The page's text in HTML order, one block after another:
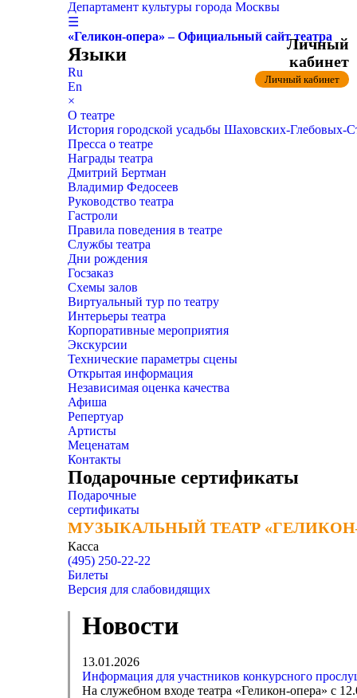
Департамент культуры города Москвы
☰
«Геликон-опера» – Официальный сайт театра
Языки
Ru
En
×
О театре
История городской усадьбы Шаховских-
Пресса о театре
Награды театра
Дмитрий Бертман
Владимир Федосеев
Руководство театра
Гастроли
Правила поведения в театре
Службы театра
Дни рождения
Госзаказ
Схемы залов
Виртуальный тур по театру
Интерьеры театра
Корпоративные мероприятия
Экскурсии
Технические параметры сцены
Открытая информация
Независимая оценка качества
Афиша
Репертуар
Артисты
Меценатам
Контакты
Подарочные сертификаты
Подарочные
сертификаты
МУЗЫКАЛЬНЫЙ ТЕАТР
МУЗЫКАЛЬНЫЙ ТЕАТР
Касса
(495) 250-22-22
Личный
кабинет
Личный кабинет
Билеты
Версия для слабовидящих
Новости
13.01.2026
Информация для участников конкурсного
На служебном входе театра «Геликон-опера» с